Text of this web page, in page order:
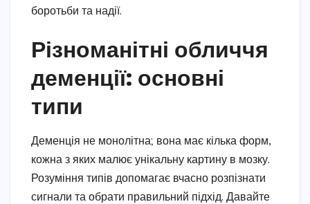
боротьби та надії.
Різноманітні обличчя
деменції: основні
типи
Деменція не монолітна; вона має кілька форм,
кожна з яких малює унікальну картину в мозку.
Розуміння типів допомагає вчасно розпізнати
сигнали та обрати правильний підхід. Давайте